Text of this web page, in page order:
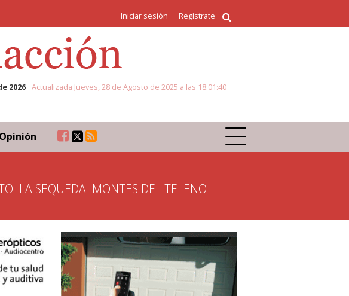
Iniciar sesión Regístrate
2026 Actualizada Jueves, 28 de Agosto de 2025 a las 18:01:40
Opinión
LA SEQUEDA MONTES DEL TELENO